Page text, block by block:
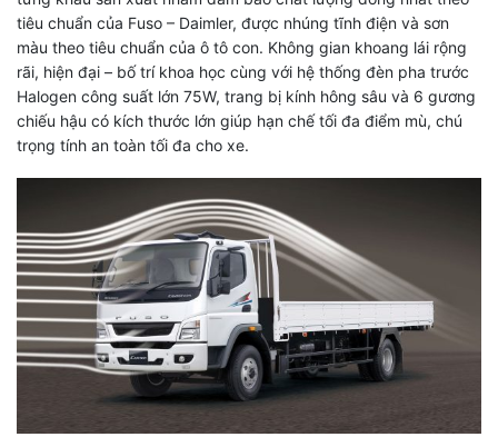
tiêu chuẩn của Fuso – Daimler, được nhúng tĩnh điện và sơn
màu theo tiêu chuẩn của ô tô con. Không gian khoang lái rộng
rãi, hiện đại – bố trí khoa học cùng với hệ thống đèn pha trước
Halogen công suất lớn 75W, trang bị kính hông sâu và 6 gương
chiếu hậu có kích thước lớn giúp hạn chế tối đa điểm mù, chú
trọng tính an toàn tối đa cho xe.